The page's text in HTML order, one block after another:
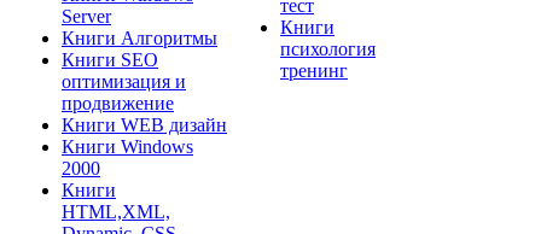
Server
Книги Алгоритмы
Книги SEO
оптимизация и
продвижение
Книги WEB дизайн
Книги Windows
2000
Книги
HTML,XML,
тест
Книги
психология
тренинг